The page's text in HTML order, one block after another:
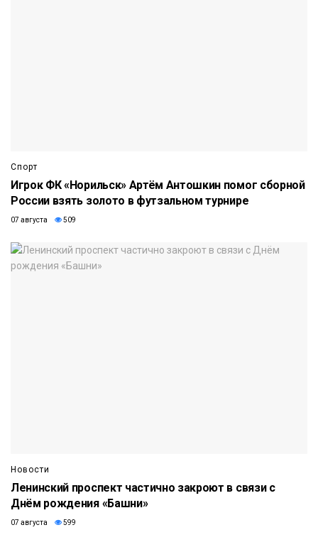
Спорт
Игрок ФК «Норильск» Артём Антошкин помог сборной
России взять золото в футзальном турнире
07 августа 509
Новости
Ленинский проспект частично закроют в связи с
Днём рождения «Башни»
07 августа 599